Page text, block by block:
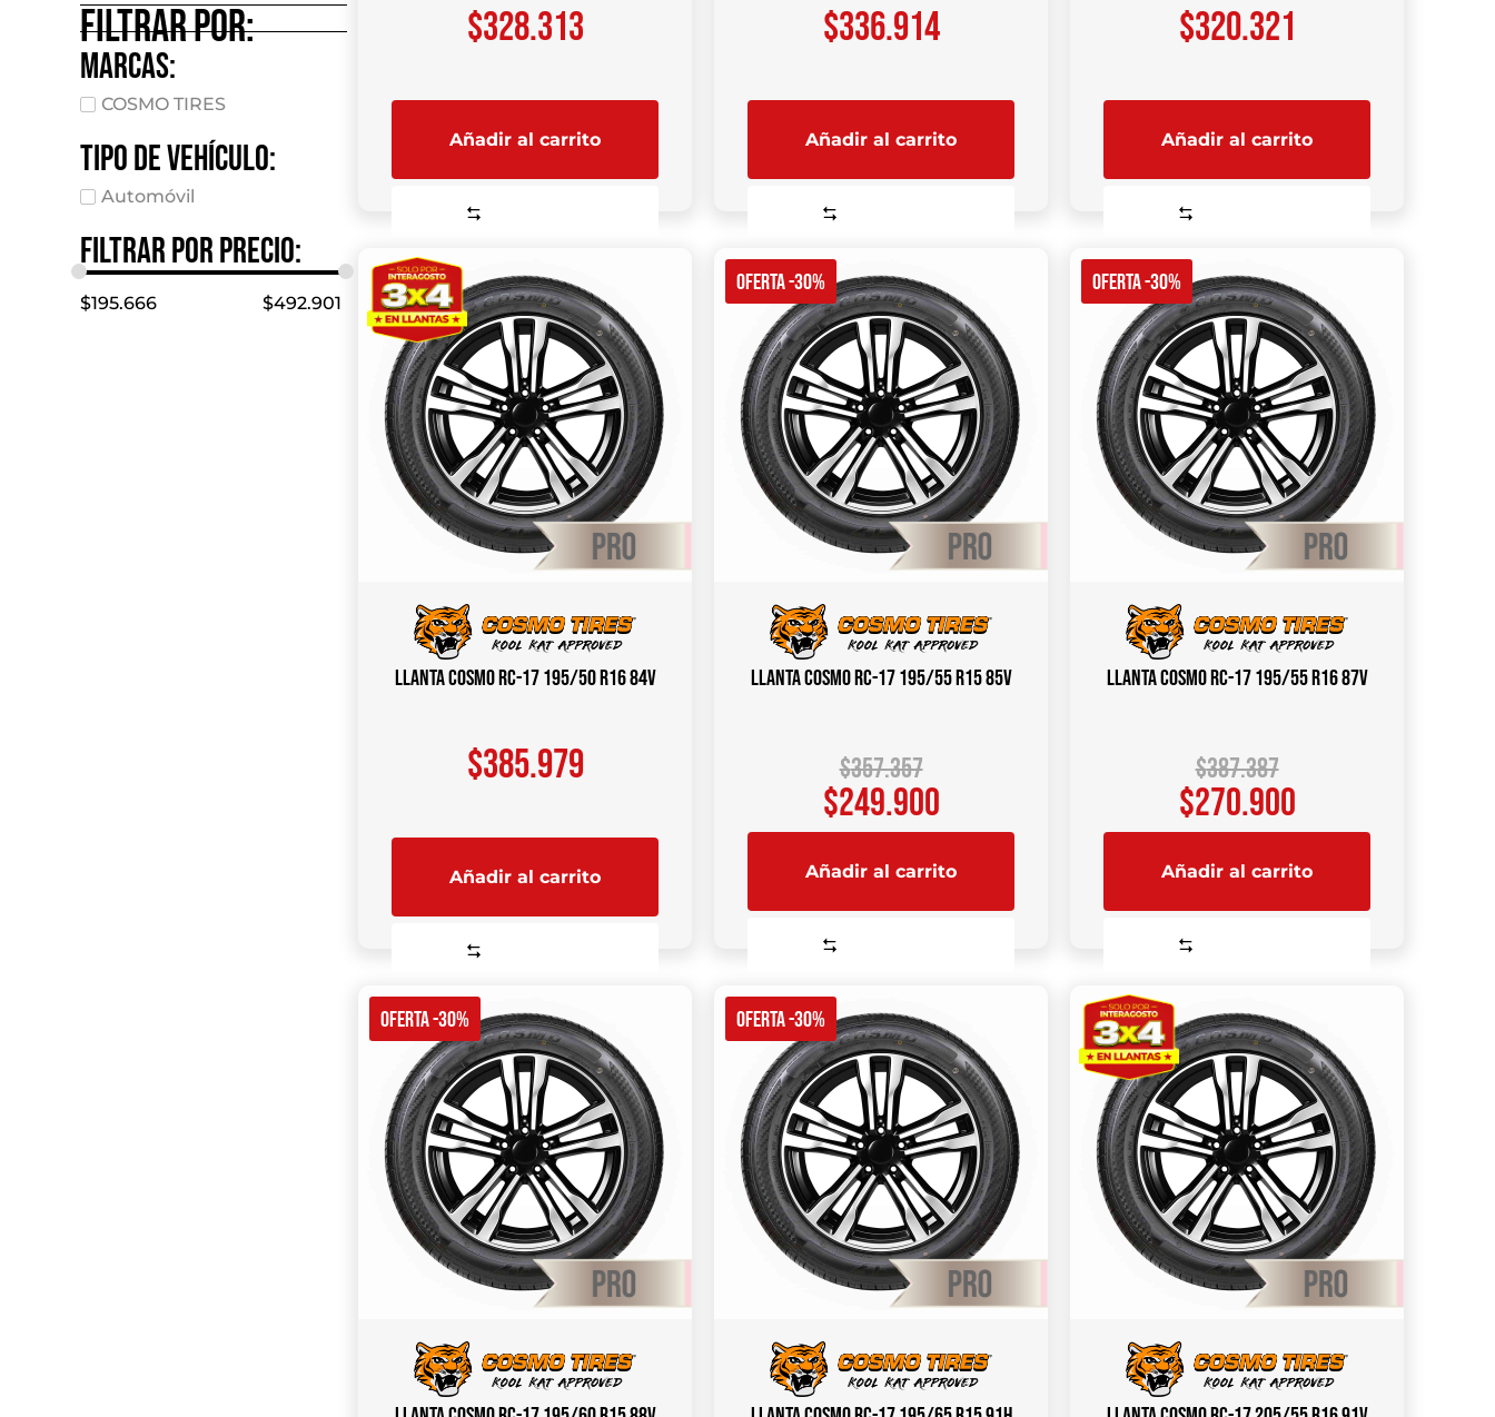
Filtrar por:
marcas:
COSMO TIRES
Tipo de vehículo:
Automóvil
Filtrar por precio:
$195.666 $492.901
$328.313
Añadir al carrito
$336.914
Añadir al carrito
$320.321
Añadir al carrito
Llanta COSMO RC-17 195/50 R16 84V
$385.979
Añadir al carrito
OFERTA -30%
Llanta COSMO RC-17 195/55 R15 85V
$357.357
$249.900
Añadir al carrito
OFERTA -30%
Llanta COSMO RC-17 195/55 R16 87V
$387.387
$270.900
Añadir al carrito
OFERTA -30% OFERTA -30%